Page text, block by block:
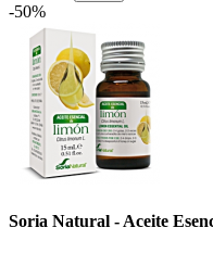
-50%
Soria Natural - Aceite